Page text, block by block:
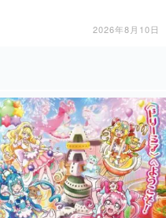
2026年8月10日